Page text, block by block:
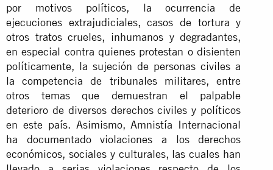
por motivos políticos, la ocurrencia de
ejecuciones extrajudiciales, casos de tortura y
otros tratos crueles, inhumanos y degradantes,
en especial contra quienes protestan o disienten
políticamente, la sujeción de personas civiles a
la competencia de tribunales militares, entre
otros temas que demuestran el palpable
deterioro de diversos derechos civiles y políticos
en este país. Asimismo, Amnistía Internacional
ha documentado violaciones a los derechos
económicos, sociales y culturales, las cuales han